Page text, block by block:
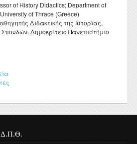
of History Didactics; Department of
of Thrace (Greece)
Διδακτικής της Ιστορίας,
Δημοκρίτειο Πανεπιστήμιο
Δ.Π.Θ.